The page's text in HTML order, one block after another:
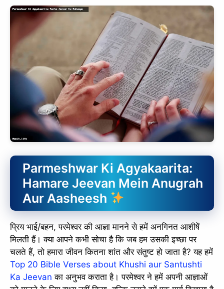
Parmeshwar Ki Agyakaarita:
Hamare Jeevan Mein Anugrah
Aur Aasheesh
प्रिय भाई/बहन, परमेश्वर की आज्ञा मानने से हमें अनगिनत आशीषें
मिलती हैं। क्या आपने कभी सोचा है कि जब हम उसकी इच्छा पर
चलते हैं, तो हमारा जीवन कितना शांत और संतुष्ट हो जाता है? यह हमें
Top 20 Bible Verses about Khushi aur Santushti
Ka Jeevan का अनुभव कराता है। परमेश्वर ने हमें अपनी आज्ञाओं